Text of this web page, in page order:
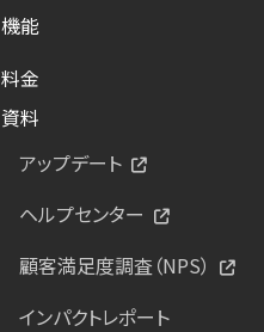
機能
料金
資料
アップデート
ヘルプセンター
顧客満足度調査（NPS）
インパクトレポート